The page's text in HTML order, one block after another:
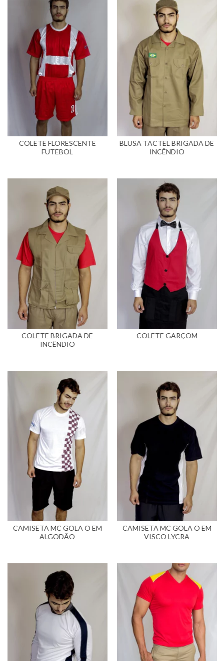
COLETE FLORESCENTE
FUTEBOL
BLUSA TACTEL BRIGADA DE
INCÊNDIO
COLETE BRIGADA DE
INCÊNDIO
COLETE GARÇOM
CAMISETA MC GOLA O EM
ALGODÃO
CAMISETA MC GOLA O EM
VISCO LYCRA